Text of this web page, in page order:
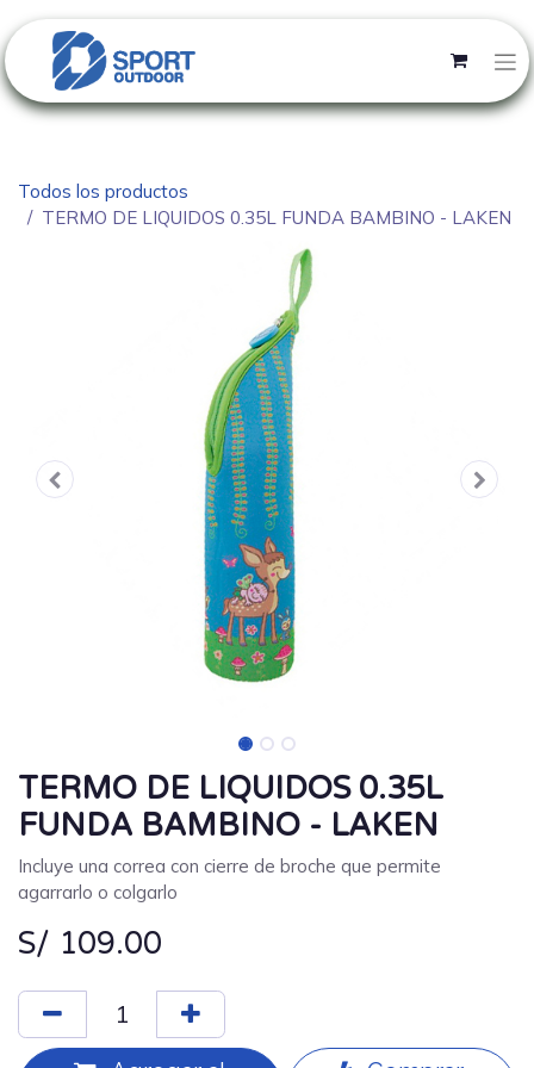
Todos los productos
TERMO DE LIQUIDOS 0.35L FUNDA BAMBINO - LAKEN
TERMO DE LIQUIDOS 0.35L
FUNDA BAMBINO - LAKEN
Incluye una correa con cierre de broche que permite
agarrarlo o colgarlo
S/ 109.00